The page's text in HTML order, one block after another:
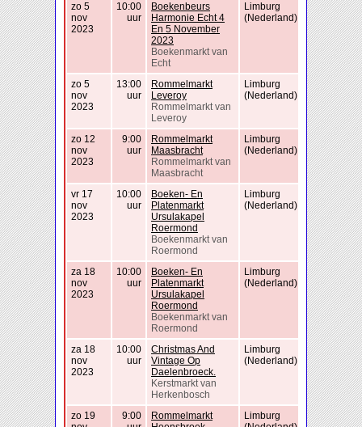
zo 5
nov
2023
10:00
uur
Boekenbeurs
Harmonie Echt 4
En 5 November
2023
Boekenmarkt van
Echt
Limburg
(Nederland)
zo 5
nov
2023
13:00
uur
Rommelmarkt
Leveroy
Rommelmarkt van
Leveroy
Limburg
(Nederland)
zo 12
nov
2023
9:00
uur
Rommelmarkt
Maasbracht
Rommelmarkt van
Maasbracht
Limburg
(Nederland)
vr 17
nov
2023
10:00
uur
Boeken- En
Platenmarkt
Ursulakapel
Roermond
Boekenmarkt van
Roermond
Limburg
(Nederland)
za 18
nov
2023
10:00
uur
Boeken- En
Platenmarkt
Ursulakapel
Roermond
Boekenmarkt van
Roermond
Limburg
(Nederland)
za 18
nov
2023
10:00
uur
Christmas And
Vintage Op
Daelenbroeck.
Kerstmarkt van
Herkenbosch
Limburg
(Nederland)
zo 19
9:00
Rommelmarkt
Limburg